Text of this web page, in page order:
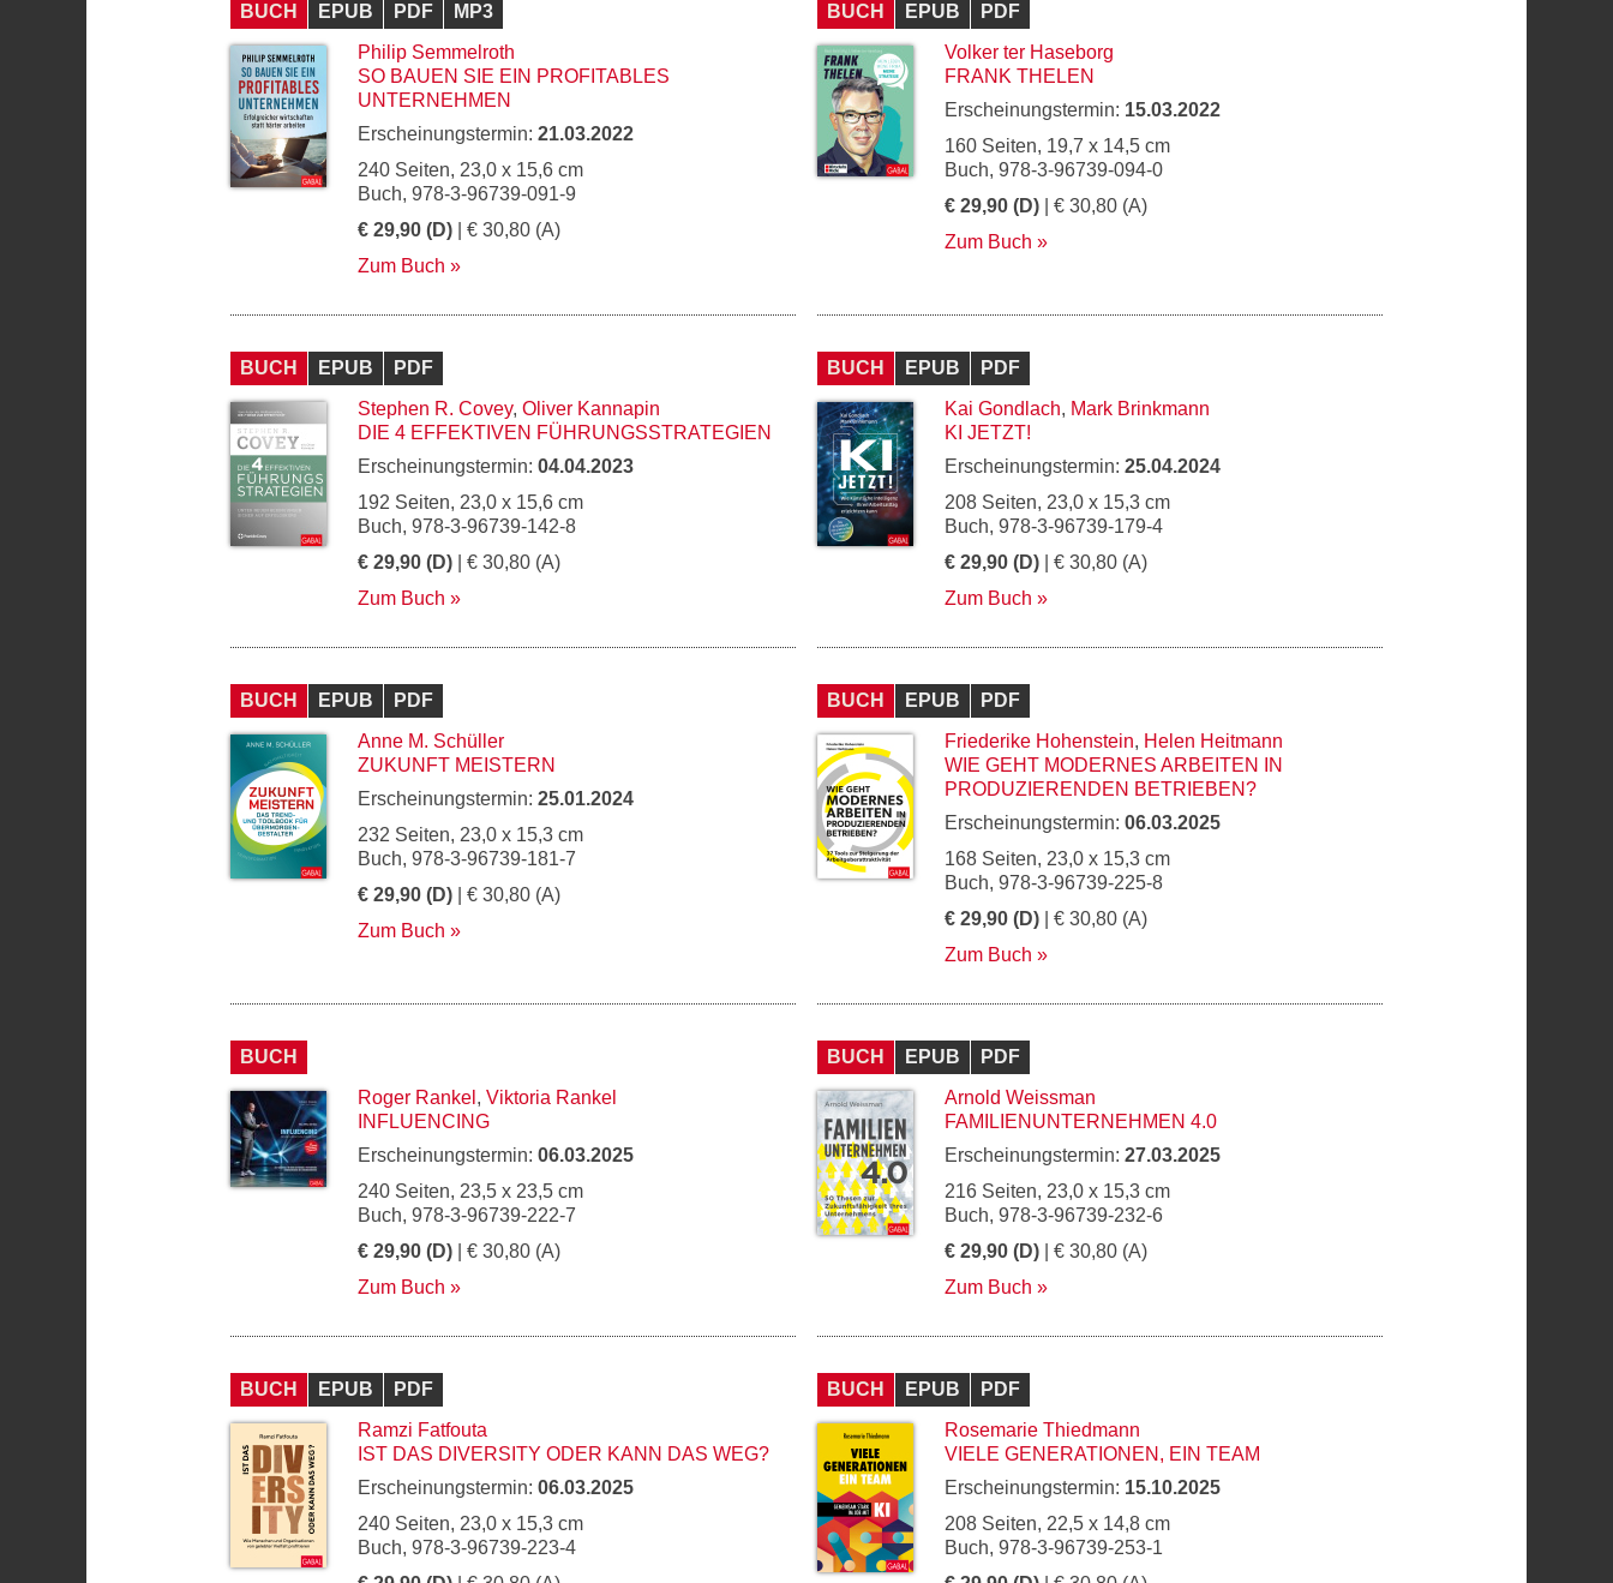
BUCH EPUB PDF
MP3
Philip Semmelroth
SO BAUEN SIE EIN PROFITABLES
UNTERNEHMEN
Erscheinungstermin: 21.03.2022
240 Seiten, 23,0 x 15,6 cm
Buch, 978-3-96739-091-9
€ 29,90 (D) | € 30,80 (A)
Zum Buch
BUCH EPUB
PDF
Volker ter Haseborg
FRANK THELEN
Erscheinungstermin: 15.03.2022
160 Seiten, 19,7 x 14,5 cm
Buch, 978-3-96739-094-0
€ 29,90 (D) | € 30,80 (A)
Zum Buch
BUCH EPUB
PDF
Stephen R. Covey, Oliver Kannapin
DIE 4 EFFEKTIVEN FÜHRUNGSSTRATEGIEN
Erscheinungstermin: 04.04.2023
192 Seiten, 23,0 x 15,6 cm
Buch, 978-3-96739-142-8
€ 29,90 (D) | € 30,80 (A)
Zum Buch
BUCH EPUB
PDF
Kai Gondlach, Mark Brinkmann
KI JETZT!
Erscheinungstermin: 25.04.2024
208 Seiten, 23,0 x 15,3 cm
Buch, 978-3-96739-179-4
€ 29,90 (D) | € 30,80 (A)
Zum Buch
BUCH EPUB
PDF
Anne M. Schüller
ZUKUNFT MEISTERN
Erscheinungstermin: 25.01.2024
232 Seiten, 23,0 x 15,3 cm
Buch, 978-3-96739-181-7
€ 29,90 (D) | € 30,80 (A)
Zum Buch
BUCH EPUB
PDF
Friederike Hohenstein, Helen Heitmann
WIE GEHT MODERNES ARBEITEN IN
PRODUZIERENDEN BETRIEBEN?
Erscheinungstermin: 06.03.2025
168 Seiten, 23,0 x 15,3 cm
Buch, 978-3-96739-225-8
€ 29,90 (D) | € 30,80 (A)
Zum Buch
BUCH
Roger Rankel , Viktoria Rankel
INFLUENCING
Erscheinungstermin: 06.03.2025
240 Seiten, 23,5 x 23,5 cm
Buch, 978-3-96739-222-7
€ 29,90 (D) | € 30,80 (A)
Zum Buch
BUCH EPUB
PDF
Arnold Weissman
FAMILIENUNTERNEHMEN 4.0
Erscheinungstermin: 27.03.2025
216 Seiten, 23,0 x 15,3 cm
Buch, 978-3-96739-232-6
€ 29,90 (D) | € 30,80 (A)
Zum Buch
BUCH EPUB
PDF
Ramzi Fatfouta
IST DAS DIVERSITY ODER KANN DAS WEG?
Erscheinungstermin: 06.03.2025
240 Seiten, 23,0 x 15,3 cm
Buch, 978-3-96739-223-4
BUCH EPUB
PDF
Rosemarie Thiedmann
VIELE GENERATIONEN, EIN TEAM
Erscheinungstermin: 15.10.2025
208 Seiten, 22,5 x 14,8 cm
Buch, 978-3-96739-253-1